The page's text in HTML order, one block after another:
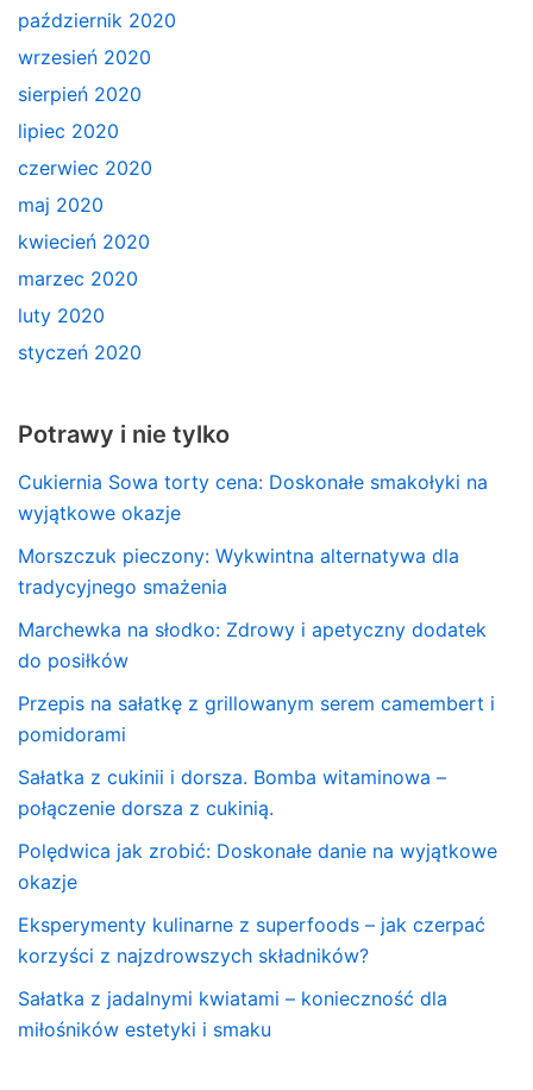
październik 2020
wrzesień 2020
sierpień 2020
lipiec 2020
czerwiec 2020
maj 2020
kwiecień 2020
marzec 2020
luty 2020
styczeń 2020
Potrawy i nie tylko
Cukiernia Sowa torty cena: Doskonałe smakołyki na
wyjątkowe okazje
Morszczuk pieczony: Wykwintna alternatywa dla
tradycyjnego smażenia
Marchewka na słodko: Zdrowy i apetyczny dodatek
do posiłków
Przepis na sałatkę z grillowanym serem camembert i
pomidorami
Sałatka z cukinii i dorsza. Bomba witaminowa –
połączenie dorsza z cukinią.
Polędwica jak zrobić: Doskonałe danie na wyjątkowe
okazje
Eksperymenty kulinarne z superfoods – jak czerpać
korzyści z najzdrowszych składników?
Sałatka z jadalnymi kwiatami – konieczność dla
miłośników estetyki i smaku